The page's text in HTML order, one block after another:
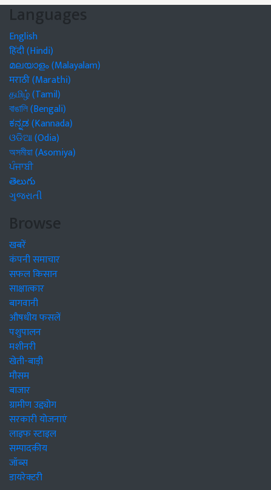
Languages
English
हिंदी (Hindi)
മലയാളം (Malayalam)
मराठी (Marathi)
தமிழ் (Tamil)
বাঙালি (Bengali)
ಕನ್ನಡ (Kannada)
ଓଡିଆ (Odia)
অসমীয়া (Asomiya)
ਪੰਜਾਬੀ
తెలుగు
ગુજરાતી
Browse
खबरें
कंपनी समाचार
सफल किसान
साक्षात्कार
बागवानी
औषधीय फसलें
पशुपालन
मशीनरी
खेती-बाड़ी
मौसम
बाजार
ग्रामीण उद्द्योग
सरकारी योजनाएं
लाइफ स्टाइल
सम्पादकीय
जॉब्स
डायरेक्टरी